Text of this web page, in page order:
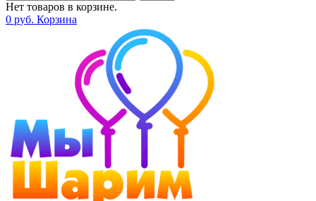
Нет товаров в корзине.
0 руб. Корзина